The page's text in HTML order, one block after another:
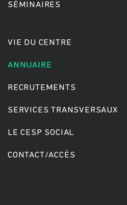
SÉMINAIRES
VIE DU CENTRE
ANNUAIRE
RECRUTEMENTS
SERVICES TRANSVERSAUX
LE CESP SOCIAL
CONTACT/ACCÈS